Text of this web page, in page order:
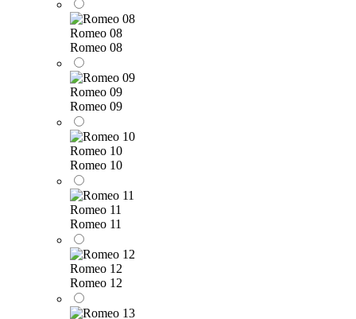
Romeo 08
Romeo 08
Romeo 09
Romeo 09
Romeo 10
Romeo 10
Romeo 11
Romeo 11
Romeo 12
Romeo 12